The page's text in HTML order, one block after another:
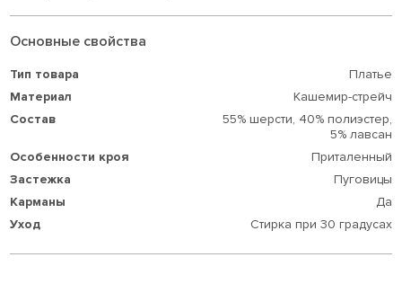
Основные свойства
Тип товара
Платье
Материал
Кашемир-стрейч
Состав
55% шерсти, 40% полиэстер,
5% лавсан
Особенности кроя
Приталенный
Застежка
Пуговицы
Карманы
Да
Уход
Стирка при 30 градусах